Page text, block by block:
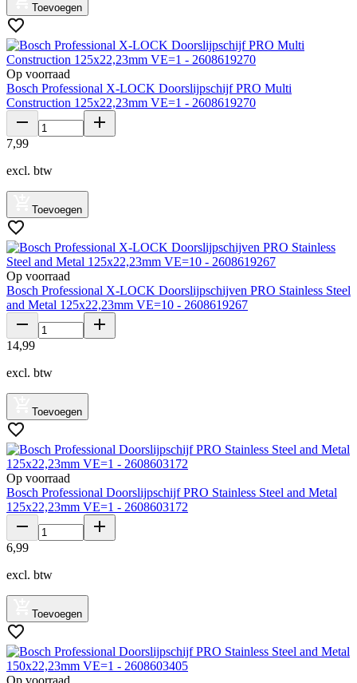
Toevoegen
Op voorraad
Bosch Professional X-LOCK Doorslijpschijf PRO Multi
Construction 125x22,23mm VE=1 - 2608619270
7,99
excl. btw
Toevoegen
Op voorraad
Bosch Professional X-LOCK Doorslijpschijven PRO Stainless Steel
and Metal 125x22,23mm VE=10 - 2608619267
14,99
excl. btw
Toevoegen
Op voorraad
Bosch Professional Doorslijpschijf PRO Stainless Steel and Metal
125x22,23mm VE=1 - 2608603172
6,99
excl. btw
Toevoegen
Op voorraad